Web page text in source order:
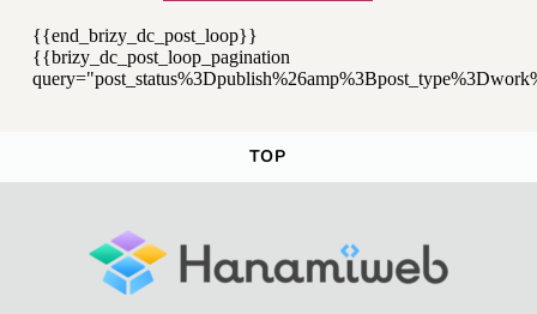
{{end_brizy_dc_post_loop}}
{{brizy_dc_post_loop_pagination
TOP